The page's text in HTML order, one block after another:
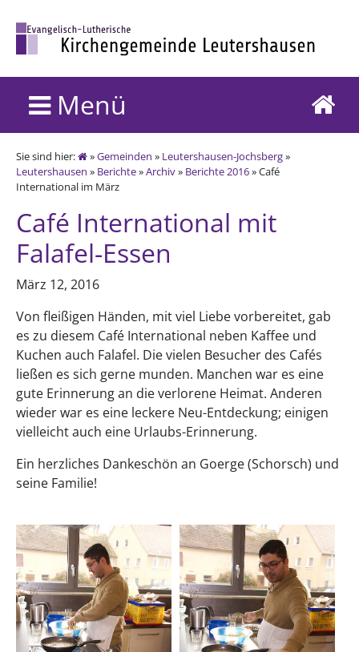
Menü
Sie sind hier: »Gemeinden » Leutershausen-Jochsberg»
Leutershausen » Berichte»Archiv» Berichte 2016» Café
International im März
Café International mit
Falafel-Essen
März 12, 2016
Von fleißigen Händen, mit viel Liebe vorbereitet, gab
es zu diesem Café International neben Kaffee und
Kuchen auch Falafel. Die vielen Besucher des Cafés
ließen es sich gerne munden. Manchen war es eine
gute Erinnerung an die verlorene Heimat. Anderen
wieder war es eine leckere Neu-Entdeckung; einigen
vielleicht auch eine Urlaubs-Erinnerung.
Ein herzliches Dankeschön an Goerge (Schorsch) und
seine Familie!